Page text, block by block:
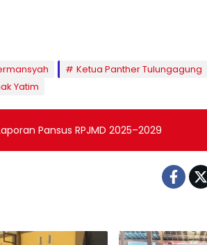
Ketua Panther Tulungagung
Yatim
Pansus RPJMD 2025–2029